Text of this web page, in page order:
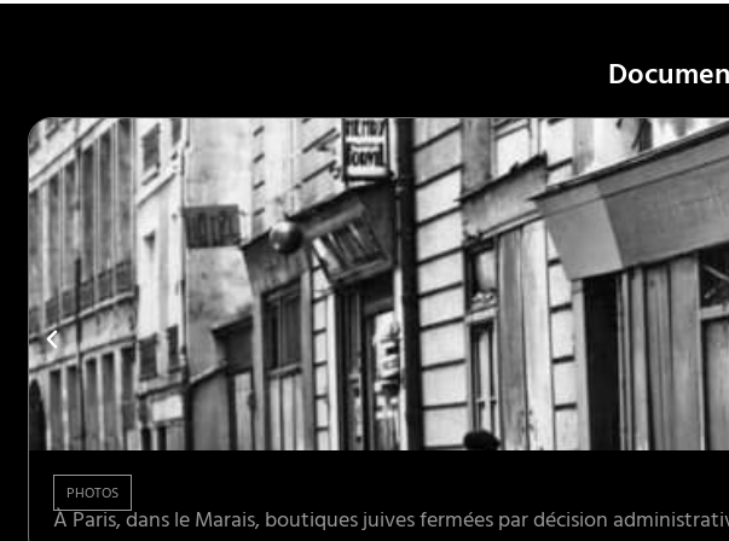
PHOTOS
À Paris, dans le Marais, boutiques juives fermées par décision